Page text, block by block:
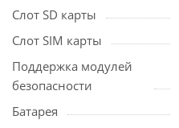
Слот SD карты
Cлот SIM карты
Поддержка модулей
безопасности
Батарея